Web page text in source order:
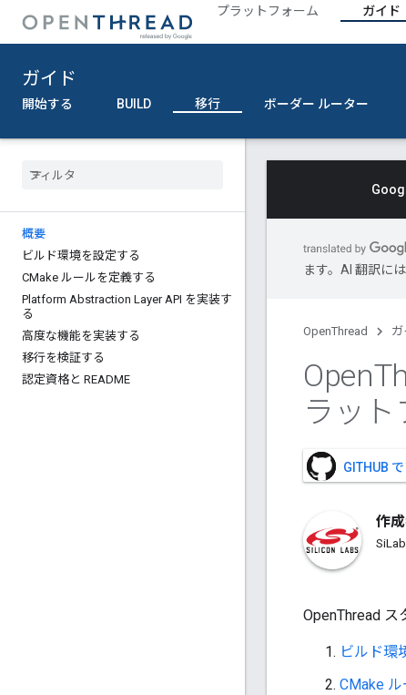
プラットフォーム ガイド
ガイド
開始する BUILD 移行 ボーダー ルーター
概要
ビルド環境を設定する
CMake ルールを定義する
Platform Abstraction Layer API を実装す
る
高度な機能を実装する
移行を検証する
認定資格と README
ます。AI 翻訳に
OpenThread ガ
Open
ラット
GITHUB
作
OpenThread
ビルド環
CMake